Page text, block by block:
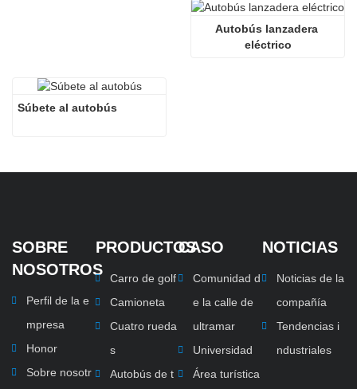
Autobús lanzadera
eléctrico
Súbete al autobús
SOBRE
NOSOTROS
Perfil de la e
mpresa
Honor
Sobre nosotr
PRODUCTOS
Carro de golf
Camioneta
Cuatro rueda
s
Autobús de t
CASO
Comunidad d
e la calle de
ultramar
Universidad
Área turística
NOTICIAS
Noticias de la
compañía
Tendencias i
ndustriales